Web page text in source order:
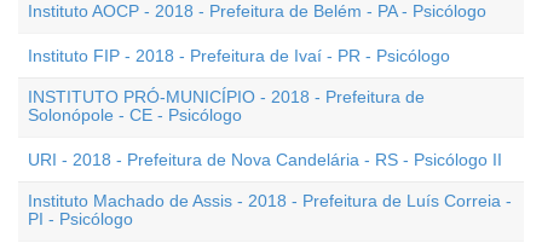
Instituto AOCP - 2018 - Prefeitura de Belém - PA - Psicólogo
Instituto FIP - 2018 - Prefeitura de Ivaí - PR - Psicólogo
INSTITUTO PRÓ-MUNICÍPIO - 2018 - Prefeitura de
Solonópole - CE - Psicólogo
URI - 2018 - Prefeitura de Nova Candelária - RS - Psicólogo II
Instituto Machado de Assis - 2018 - Prefeitura de Luís Correia -
PI - Psicólogo